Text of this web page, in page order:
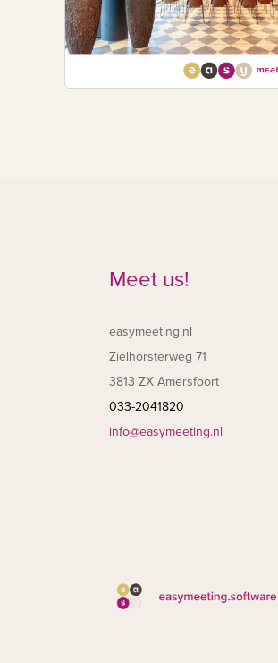
Meet us!
easymeeting.nl
Zielhorsterweg 71
3813 ZX Amersfoort
033-2041820
info@easymeeting.nl